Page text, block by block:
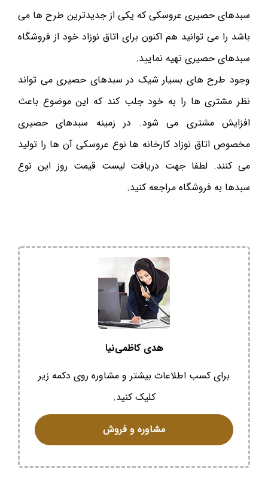
سبدهای حصیری عروسکی که یکی از جدیدترین طرح ها می
باشد را می توانید هم اکنون برای اتاق نوزاد خود از فروشگاه
سبدهای حصیری تهیه نمایید.
وجود طرح های بسیار شیک در سبدهای حصیری می تواند
نظر مشتری ها را به خود جلب کند که این موضوع باعث
افزایش مشتری می شود. در زمینه سبدهای حصیری
مخصوص اتاق نوزاد کارخانه ها نوع عروسکی آن ها را تولید
می کنند. لطفا جهت دریافت لیست قیمت روز این نوع
سبدها به فروشگاه مراجعه کنید.
هدی کاظمی‌نیا
برای کسب اطلاعات بیشتر و مشاوره روی دکمه زیر
کلیک کنید.
مشاوره و فروش